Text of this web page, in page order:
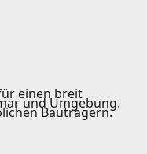
einen breit
und Umgebung.
Bauträgern.